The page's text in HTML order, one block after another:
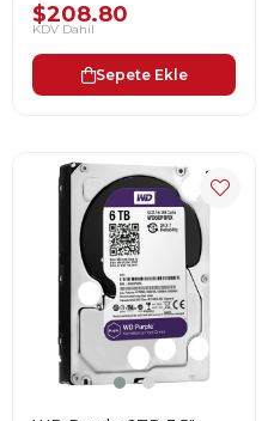
$208.80
KDV Dahil
Sepete Ekle